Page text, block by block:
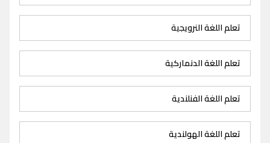
تعلم اللغة النرويجية
تعلم اللغة الدنماركية
تعلم اللغة الفنلندية
تعلم اللغة الهولندية